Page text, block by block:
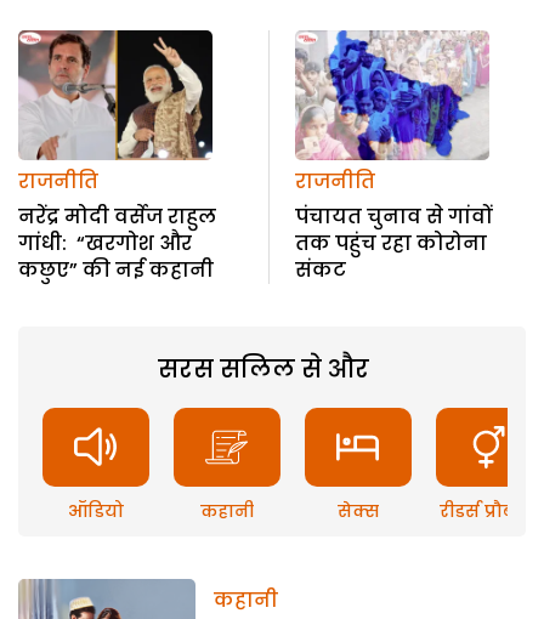
राजनीति
नरेंद्र मोदी वर्सेज राहुल
गांधी: “खरगोश और
कछुए” की नई कहानी
राजनीति
पंचायत चुनाव से गांवों
तक पहुंच रहा कोरोना
संकट
सरस सलिल से और
ऑडियो कहानी सेक्स रीडर्स प्रौब्लम
कहानी